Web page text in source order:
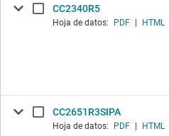
CC2340R5
Hoja de datos: PDF HTML
CC2651R3SIPA
Hoja de datos: PDF
HTML